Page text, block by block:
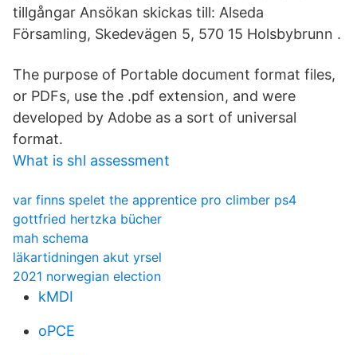
tillgångar Ansökan skickas till: Alseda
Församling, Skedevägen 5, 570 15 Holsbybrunn .
The purpose of Portable document format files,
or PDFs, use the .pdf extension, and were
developed by Adobe as a sort of universal
format.
What is shl assessment
var finns spelet the apprentice pro climber ps4
gottfried hertzka bücher
mah schema
läkartidningen akut yrsel
2021 norwegian election
kMDI
oPCE